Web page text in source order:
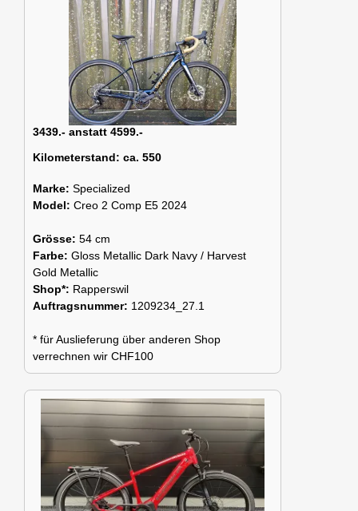
3439.- anstatt 4599.-
Kilometerstand: ca. 550
Marke: Specialized
Model: Creo 2 Comp E5 2024
Grösse: 54 cm
Farbe: Gloss Metallic Dark Navy / Harvest
Gold Metallic
Shop*: Rapperswil
Auftragsnummer: 1209234_27.1
* für Auslieferung über anderen Shop
verrechnen wir CHF100